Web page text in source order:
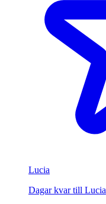
Lucia
Dagar kvar till Lucia